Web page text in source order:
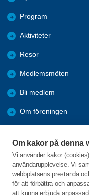
Om kakor på denna
Vi använder kakor
användarupplevelse. Vi
webbplatsens prestanda
för att förbättra och
att kunna erbjuda
Program
Aktiviteter
Resor
Medlemsmöten
Bli medlem
Om föreningen
Förmåner
PROTOKOLL